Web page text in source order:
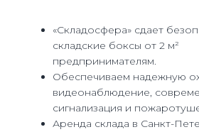
«Складосфера» сдает
складские боксы от 2 м²
предпринимателям.
Обеспечиваем надежную
видеонаблюдение,
сигнализация и
Аренда склада в Санкт-